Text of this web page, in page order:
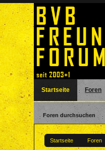
Startseite Foren
Startseite Foren
Foren durchsuchen